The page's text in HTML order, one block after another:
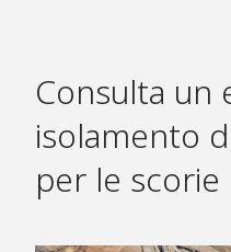
Consulta un
isolamento
per le scorie